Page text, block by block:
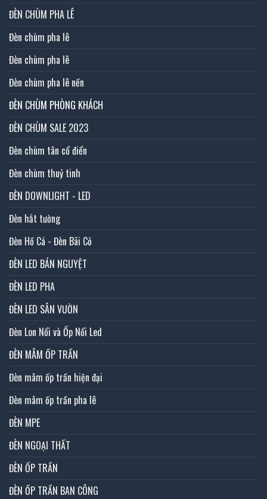
ĐÈN CHÙM PHA LÊ
Đèn chùm pha lê
Đèn chùm pha lê
Đèn chùm pha lê nến
ĐÈN CHÙM PHÒNG KHÁCH
ĐÈN CHÙM SALE 2023
Đèn chùm tân cổ điển
Đèn chùm thuỷ tinh
ĐÈN DOWNLIGHT - LED
Đèn hắt tường
Đèn Hồ Cá - Đèn Bãi Cỏ
ĐÈN LED BÁN NGUYỆT
ĐÈN LED PHA
ĐÈN LED SÂN VƯỜN
Đèn Lon Nổi và Ốp Nổi Led
ĐÈN MÂM ỐP TRẦN
Đèn mâm ốp trần hiện đại
Đèn mâm ốp trần pha lê
ĐÈN MPE
ĐÈN NGOẠI THẤT
ĐÈN ỐP TRẦN
ĐÈN ỐP TRẦN BAN CÔNG